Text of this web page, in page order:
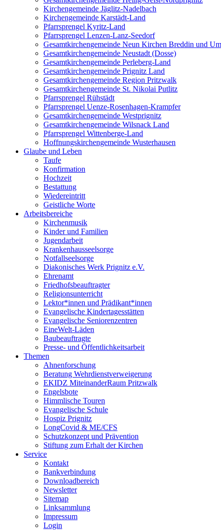
Kirchengemeinde Jäglitz-Nadelbach
Kirchengemeinde Karstädt-Land
Pfarrsprengel Kyritz-Land
Pfarrsprengel Lenzen-Lanz-Seedorf
Gesamtkirchengemeinde Neun Kirchen Breddin und
Gesamtkirchengemeinde Neustadt (Dosse)
Gesamtkirchengemeinde Perleberg-Land
Gesamtkirchengemeinde Prignitz Land
Gesamtkirchengemeinde Region Pritzwalk
Gesamtkirchengemeinde St. Nikolai Putlitz
Pfarrsprengel Rühstädt
Pfarrsprengel Uenze-Rosenhagen-Krampfer
Gesamtkirchengemeinde Westprignitz
Gesamtkirchengemeinde Wilsnack Land
Pfarrsprengel Wittenberge-Land
Hoffnungskirchengemeinde Wusterhausen
Glaube und Leben
Taufe
Konfirmation
Hochzeit
Bestattung
Wiedereintritt
Geistliche Worte
Arbeitsbereiche
Kirchenmusik
Kinder und Familien
Jugendarbeit
Krankenhausseelsorge
Notfallseelsorge
Diakonisches Werk Prignitz e.V.
Ehrenamt
Friedhofsbeauftragter
Religionsunterricht
Lektor*innen und Prädikant*innen
Evangelische Kindertagesstätten
Evangelische Seniorenzentren
EineWelt-Läden
Baubeauftragte
Presse- und Öffentlichkeitsarbeit
Themen
Ahnenforschung
Beratung Wehrdienstverweigerung
EKIDZ MiteinanderRaum Pritzwalk
Engelsbote
Himmlische Touren
Evangelische Schule
Hospiz Prignitz
LongCovid & ME/CFS
Schutzkonzept und Prävention
Stiftung zum Erhalt der Kirchen
Service
Kontakt
Bankverbindung
Downloadbereich
Newsletter
Sitemap
Linksammlung
Impressum
Login